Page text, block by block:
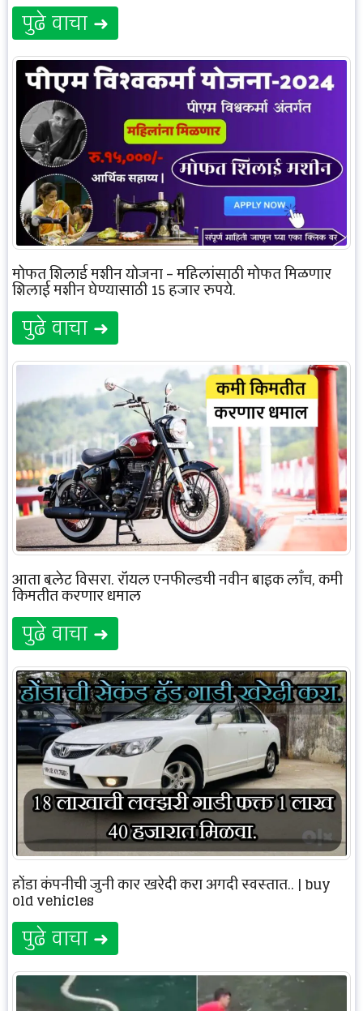
पुढे वाचा ➜
मोफत शिलाई मशीन योजना – महिलांसाठी मोफत मिळणार
शिलाई मशीन घेण्यासाठी 15 हजार रुपये.
पुढे वाचा ➜
आता बुलेट विसरा, रॉयल एनफील्डची नवीन बाइक लाँच, कमी
किमतीत करणार धमाल
पुढे वाचा ➜
होंडा कंपनीची जुनी कार खरेदी करा अगदी स्वस्तात.. | buy
old vehicles
पुढे वाचा ➜